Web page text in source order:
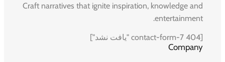
Craft narratives that ignite inspiration, knowledge and
entertainment.
[contact-form-7 404 "یافت نشد"]
Company